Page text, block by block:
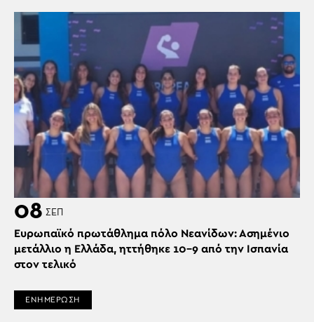
08 ΣΕΠ
Ευρωπαϊκό πρωτάθλημα πόλο Νεανίδων: Ασημένιο
μετάλλιο η Ελλάδα, ηττήθηκε 10-9 από την Ισπανία
στον τελικό
ΕΝΗΜΕΡΩΣΗ